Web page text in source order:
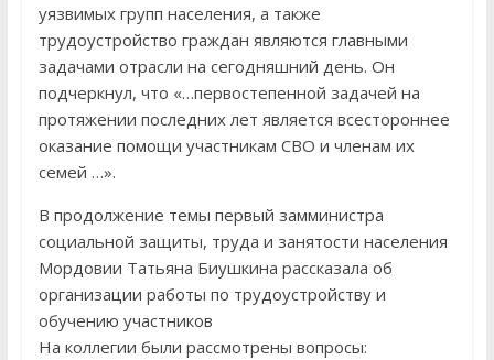
уязвимых групп населения, а также
трудоустройство граждан являются главными
задачами отрасли на сегодняшний день. Он
подчеркнул, что «…первостепенной задачей на
протяжении последних лет является всестороннее
оказание помощи участникам СВО и членам их
семей …».
В продолжение темы первый замминистра
социальной защиты, труда и занятости населения
Мордовии Татьяна Биушкина рассказала об
организации работы по трудоустройству и
обучению участников
На коллегии были рассмотрены вопросы: